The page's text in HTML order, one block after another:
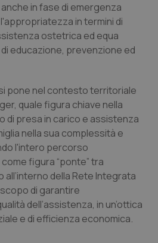
& Testa Collo
in fase di emergenza
in termini di
ostetrica ed equa
educazione, prevenzione ed
pone nel contesto territoriale
quale figura chiave nella
di presa in carico e assistenza
nella sua complessità e
l'intero percorso
figura “ponte” tra
all’interno della Rete Integrata
di garantire
dell’assistenza, in un’ottica
e di efficienza economica.